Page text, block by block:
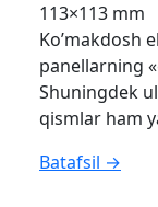
113×113 mm
Ko’makdosh
panellarning
Shuningdek
qismlar ham
Batafsil →